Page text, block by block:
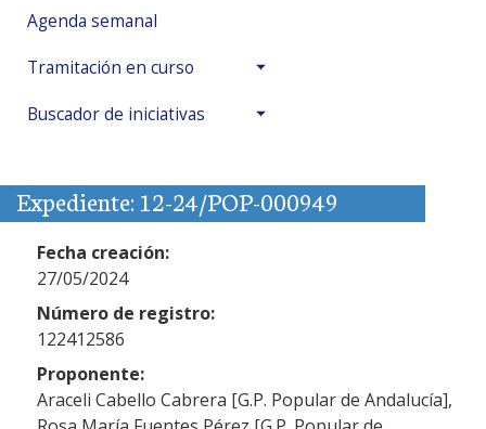
Agenda semanal
Tramitación en curso
Buscador de iniciativas
Expediente: 12-24/POP-000949
Fecha creación:
27/05/2024
Número de registro:
122412586
Proponente:
Araceli Cabello Cabrera [G.P. Popular de Andalucía],